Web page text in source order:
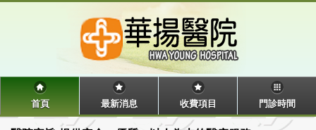
首頁 最新消息 收費項目 門診時間